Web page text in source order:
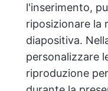
l'inserimento,
riposizionare la
diapositiva.
personalizzare
riproduzione